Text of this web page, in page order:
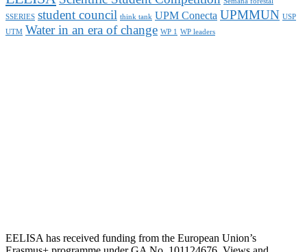
SSERIES student council think tank UPM Conecta UPMMUN USP
UTM Water in an era of change WP 1 WP leaders
EELISA has received funding from the European Union’s